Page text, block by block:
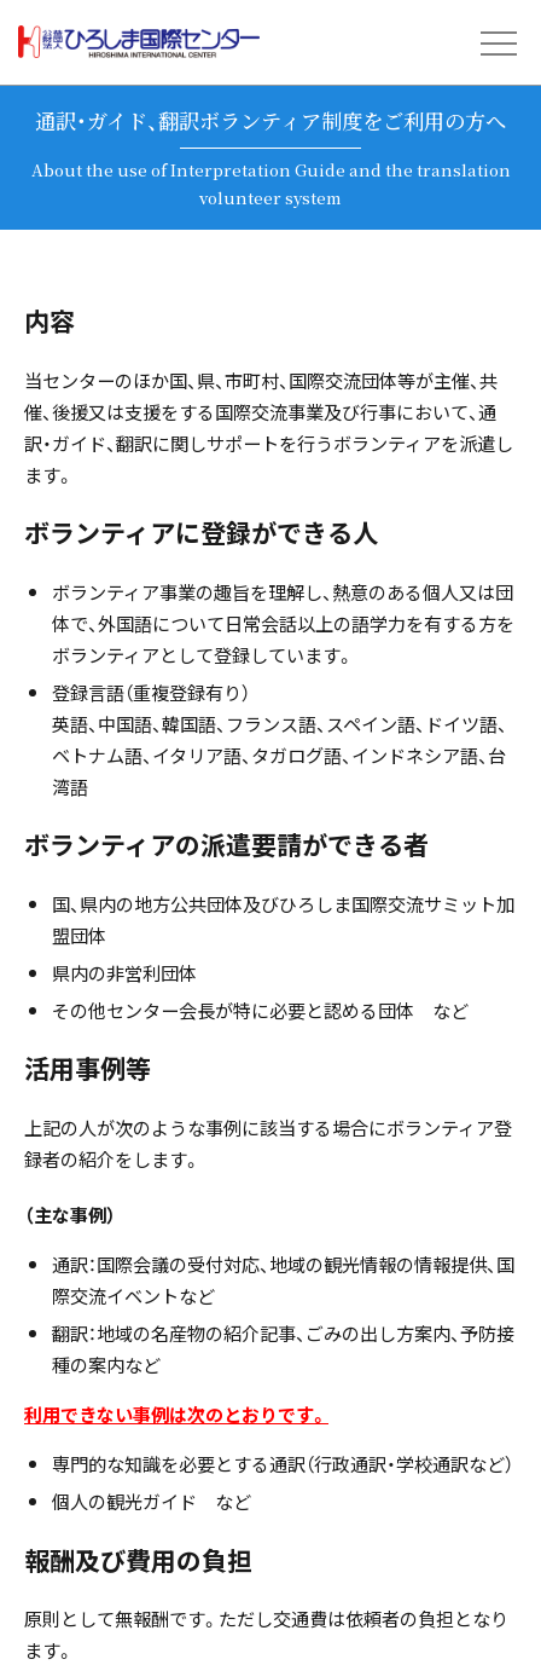
通訳・ガイド、翻訳ボランティア制度をご利用の方へ
About the use of Interpretation Guide and the translation
volunteer system
内容
当センターのほか国、県、市町村、国際交流団体等が主催、共
催、後援又は支援をする国際交流事業及び行事において、通
訳・ガイド、翻訳に関しサポートを行うボランティアを派遣し
ます。
ボランティアに登録ができる人
ボランティア事業の趣旨を理解し、熱意のある個人又は団
体で、外国語について日常会話以上の語学力を有する方を
ボランティアとして登録しています。
登録言語（重複登録有り）
英語、中国語、韓国語、フランス語、スペイン語、ドイツ語、
ベトナム語、イタリア語、タガログ語、インドネシア語、台
湾語
ボランティアの派遣要請ができる者
国、県内の地方公共団体及びひろしま国際交流サミット加
盟団体
県内の非営利団体
その他センター会長が特に必要と認める団体 など
活用事例等
上記の人が次のような事例に該当する場合にボランティア登
録者の紹介をします。
（主な事例）
通訳：国際会議の受付対応、地域の観光情報の情報提供、国
際交流イベントなど
翻訳：地域の名産物の紹介記事、ごみの出し方案内、予防接
種の案内など
利用できない事例は次のとおりです。
専門的な知識を必要とする通訳（行政通訳・学校通訳など）
個人の観光ガイド など
報酬及び費用の負担
原則として無報酬です。ただし交通費は依頼者の負担となり
ます。